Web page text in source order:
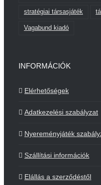
stratégiai társasjáték
Vagabund kiadó
INFORMÁCIÓK
Elérhetőségek
Adatkezelési szabályzat
Nyereményjáték
Szállítási információk
Elállás a szerződéstől